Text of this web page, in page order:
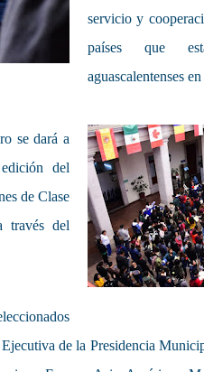
servicio y
países que
aguascalentenses
se dará a
del
de Clase
través del
de la Presidencia